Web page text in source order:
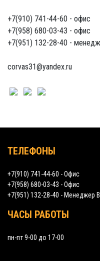
+7(910) 741-44-60 - офис
+7(958) 680-03-43 - офис
+7(951) 132-28-40 -
corvas31@yandex.ru
ТЕЛЕФОНЫ
+7(910) 741-44-60 - Офис
+7(958) 680-03-43 - Офис
+7(951) 132-28-40 - Менеджер
ЧАСЫ РАБОТЫ
пн-пт 9-00 до 17-00